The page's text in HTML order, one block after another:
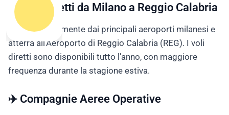
🛫 Voli Diretti da Milano a Reggio Calabria
Parti comodamente dai principali aeroporti milanesi e
atterra all’Aeroporto di Reggio Calabria (REG). I voli
diretti sono disponibili tutto l’anno, con maggiore
frequenza durante la stagione estiva.
✈️ Compagnie Aeree Operative